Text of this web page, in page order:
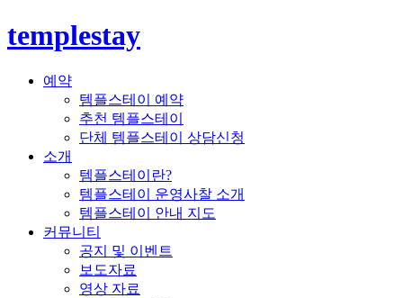
templestay
예약
템플스테이 예약
추천 템플스테이
단체 템플스테이 상담신청
소개
템플스테이란?
템플스테이 운영사찰 소개
템플스테이 안내 지도
커뮤니티
공지 및 이벤트
보도자료
영상 자료